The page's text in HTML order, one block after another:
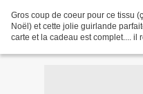
Gros coup de coeur pour ce tissu
Noël) et cette jolie guirlande
carte et la cadeau est complet.... il